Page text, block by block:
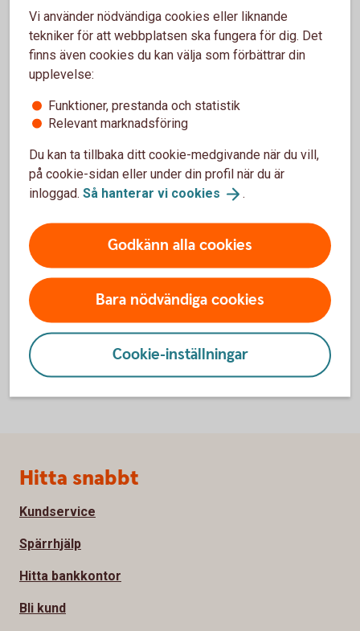
Tjänstepension med depå
Erbjud medarbetarna löneväxling
Direktpension
Företag med kollektivavtal
Alternativ ITP
Vi använder nödvändiga cookies eller liknande
tekniker för att webbplatsen ska fungera för dig. Det
finns även cookies du kan välja som förbättrar din
upplevelse:
Funktioner, prestanda och statistik
Relevant marknadsföring
Du kan ta tillbaka ditt cookie-medgivande när du vill,
på cookie-sidan eller under din profil när du är
inloggad. Så hanterar vi cookies .
Godkänn alla cookies
Bara nödvändiga cookies
Cookie-inställningar
Sidfot
Hitta snabbt
Kundservice
Spärrhjälp
Hitta bankkontor
Bli kund